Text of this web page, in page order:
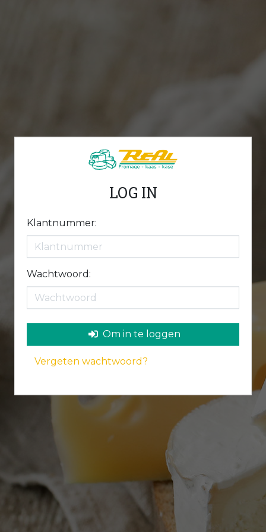
LOG IN
Klantnummer:
Wachtwoord:
Om in te loggen
Vergeten wachtwoord?